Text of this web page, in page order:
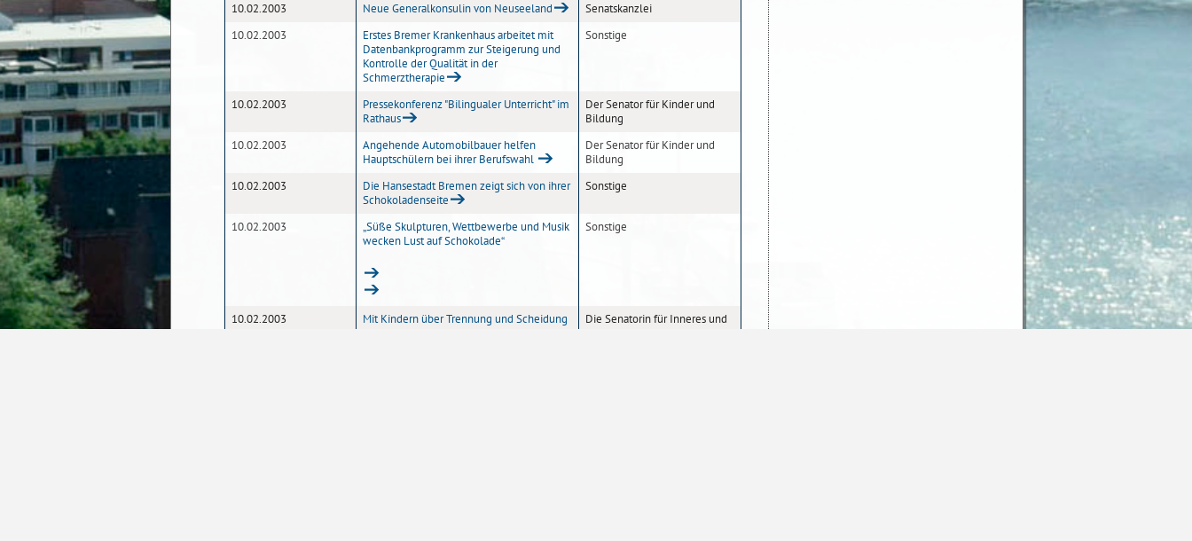
10.02.2003
Neue Generalkonsulin von Neuseeland
Senatskanzlei
10.02.2003
Erstes Bremer Krankenhaus arbeitet mit
Datenbankprogramm zur Steigerung und
Kontrolle der Qualität in der
Schmerztherapie
Sonstige
10.02.2003
Pressekonferenz "Bilingualer Unterricht" im
Rathaus
Der Senator für Kinder und
Bildung
10.02.2003
Angehende Automobilbauer helfen
Hauptschülern bei ihrer Berufswahl
Der Senator für Kinder und
Bildung
10.02.2003
Die Hansestadt Bremen zeigt sich von ihrer
Schokoladenseite
Sonstige
10.02.2003
„Süße Skulpturen, Wettbewerbe und Musik
wecken Lust auf Schokolade“
Sonstige
10.02.2003
Mit Kindern über Trennung und Scheidung
Die Senatorin für Inneres und